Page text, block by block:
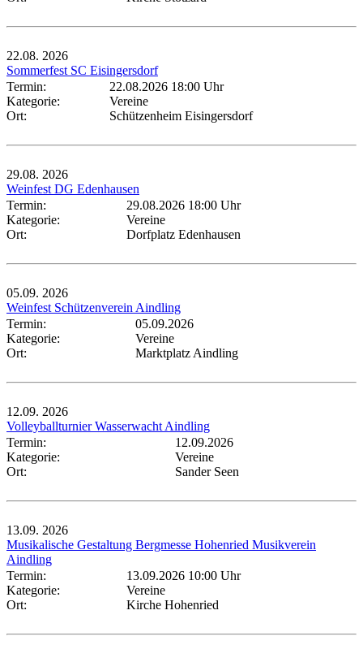
22.08. 2026
Sommerfest SC Eisingersdorf
Termin:
22.08.2026 18:00 Uhr
Kategorie:
Vereine
Ort:
Schützenheim Eisingersdorf
29.08. 2026
Weinfest DG Edenhausen
Termin:
29.08.2026 18:00 Uhr
Kategorie:
Vereine
Ort:
Dorfplatz Edenhausen
05.09. 2026
Weinfest Schützenverein Aindling
Termin:
05.09.2026
Kategorie:
Vereine
Ort:
Marktplatz Aindling
12.09. 2026
Volleyballturnier Wasserwacht Aindling
Termin:
12.09.2026
Kategorie:
Vereine
Ort:
Sander Seen
13.09. 2026
Musikalische Gestaltung Bergmesse Hohenried Musikverein
Aindling
Termin:
13.09.2026 10:00 Uhr
Kategorie:
Vereine
Ort:
Kirche Hohenried